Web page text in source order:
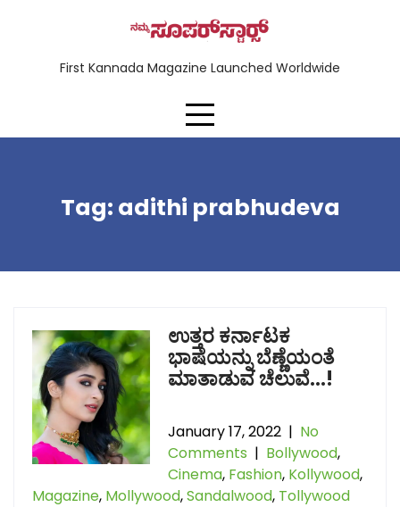
First Kannada Magazine Launched Worldwide
Tag: adithi prabhudeva
ಉತ್ತರ ಕರ್ನಾಟಕ
ಭಾಷೆಯನ್ನು ಬೆಣ್ಣೆಯಂತೆ
ಮಾತಾಡುವ ಚೆಲುವೆ…!
January 17, 2022 | No
Comments | Bollywood,
Cinema, Fashion, Kollywood,
Magazine, Mollywood,Sandalwood, Tollywood